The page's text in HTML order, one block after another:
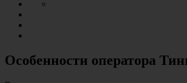
Особенности оператора